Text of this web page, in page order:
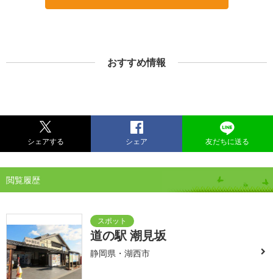
おすすめ情報
シェアする シェア 友だちに送る
閲覧履歴
道の駅 潮見坂
静岡県・湖西市